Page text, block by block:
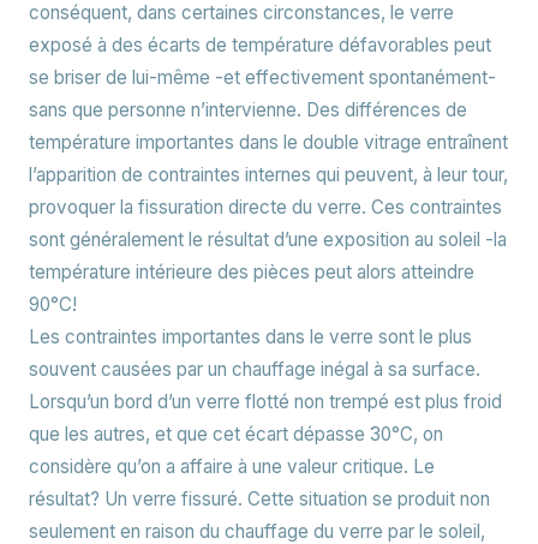
conséquent, dans certaines circonstances, le verre
exposé à des écarts de température défavorables peut
se briser de lui-même -et effectivement spontanément-
sans que personne n’intervienne. Des différences de
température importantes dans le double vitrage entraînent
l’apparition de contraintes internes qui peuvent, à leur tour,
provoquer la fissuration directe du verre. Ces contraintes
sont généralement le résultat d’une exposition au soleil -la
température intérieure des pièces peut alors atteindre
90°C!
Les contraintes importantes dans le verre sont le plus
souvent causées par un chauffage inégal à sa surface.
Lorsqu’un bord d’un verre flotté non trempé est plus froid
que les autres, et que cet écart dépasse 30°C, on
considère qu’on a affaire à une valeur critique. Le
résultat? Un verre fissuré. Cette situation se produit non
seulement en raison du chauffage du verre par le soleil,